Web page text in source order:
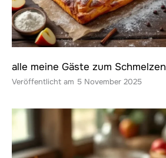
alle meine Gäste zum Schmelzen
5 November 2025